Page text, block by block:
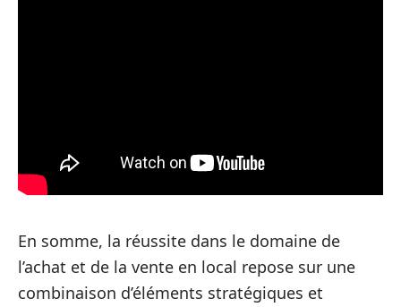
En somme, la réussite dans le domaine de
l’achat et de la vente en local repose sur une
combinaison d’éléments stratégiques et